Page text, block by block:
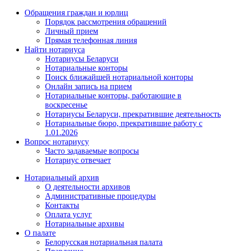
Обращения граждан и юрлиц
Порядок рассмотрения обращений
Личный прием
Прямая телефонная линия
Найти нотариуса
Нотариусы Беларуси
Нотариальные конторы
Поиск ближайшей нотариальной конторы
Онлайн запись на прием
Нотариальные конторы, работающие в
воскресенье
Нотариусы Беларуси, прекратившие деятельность
Нотариальные бюро, прекратившие работу с
1.01.2026
Вопрос нотариусу
Часто задаваемые вопросы
Нотариус отвечает
Нотариальный архив
О деятельности архивов
Административные процедуры
Контакты
Оплата услуг
Нотариальные архивы
О палате
Белорусская нотариальная палата